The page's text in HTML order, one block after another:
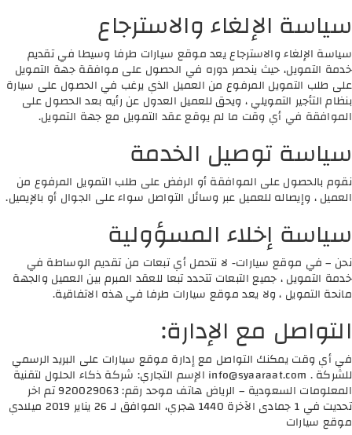
سياسة الإلغاء والاسترجاع
سياسة الإلغاء والاسترجاع يعد موقع سيارات طرفا وسيطا في تقديم
خدمة التمويل، حيث ينحصر دوره في الحصول على موافقة جهة التمويل
على طلب التمويل المرفوع من العميل الذي يرغب في الحصول على سيارة
بنظام التأجير التمويلي ، ويحق للعميل العدول عن رأيه بعد الحصول على
الموافقة في أي وقت ما لم يوقع عقد التمويل مع جهة التمويل.
سياسة توصيل الخدمة
نقوم بالحصول على الموافقة أو الرفض على طلب التمويل المرفوع من
العميل ، وإيصاله للعميل عبر وسائل التواصل سواء على الجوال أو بالإيميل.
سياسة إخلاء المسؤولية
نحن – في موقع سيارات- لا نتحمل أي تبعات من تقديم الوساطة في
خدمة التمويل ، جميع التبعات تتحدد تبعا للعقد المبرم بين العميل والجهة
مانحة التمويل ، ولا يعد موقع سيارات طرفا في هذه الاتفاقية.
التواصل مع الإدارة:
في أي وقت يمكنك التواصل مع إدارة موقع سيارات على البريد الرسمي
للشركة . info@syaaraat.com الإسم التجاري: شركة ذكاء الحلول لتقنية
المعلومات السعودية – الرياض هاتف موحد رقم: 920029063 تم اخر
تحديت في 1 جمادى الآخرة 1440 هجري، الموافق لـ 26 يناير 2019 ميلادي
موقع سيارات